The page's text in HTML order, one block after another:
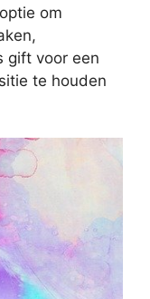
om
gift voor een
te houden